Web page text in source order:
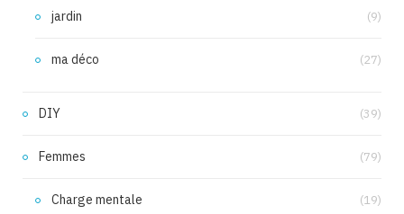
jardin (9)
ma déco (27)
DIY (39)
Femmes (79)
Charge mentale (19)